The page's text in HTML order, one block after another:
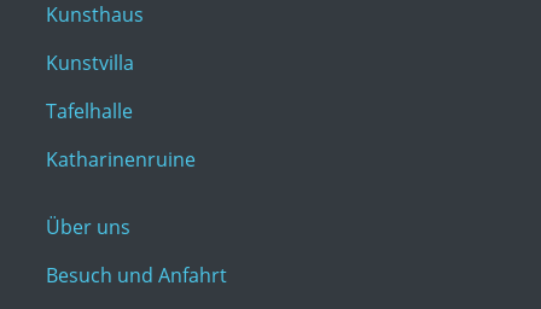
Kunsthaus
Kunstvilla
Tafelhalle
Katharinenruine
Über uns
Besuch und Anfahrt